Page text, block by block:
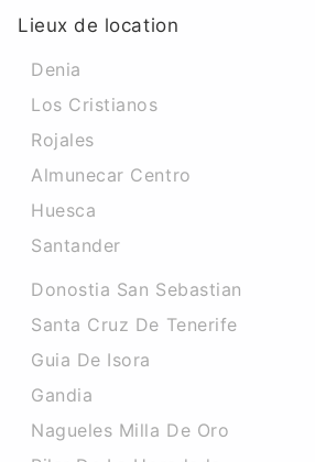
Lieux de location
Denia
Los Cristianos
Rojales
Almunecar Centro
Huesca
Santander
Donostia San Sebastian
Santa Cruz De Tenerife
Guia De Isora
Gandia
Nagueles Milla De Oro